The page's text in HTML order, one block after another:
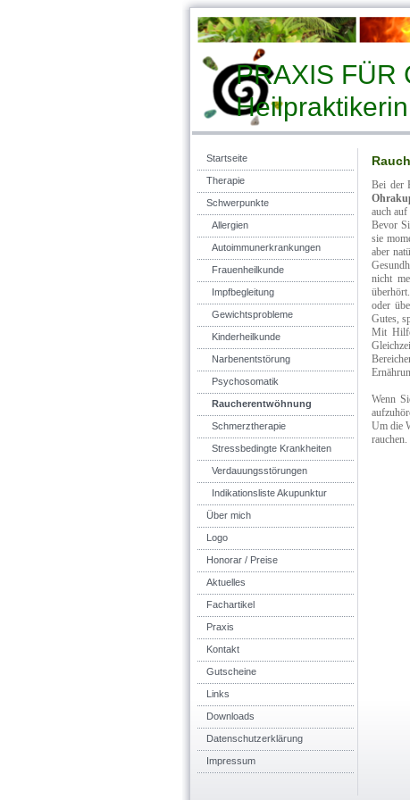
PRAXIS
Startseite
Therapie
Schwerpunkte
Allergien
Autoimmunerkrankungen
Frauenheilkunde
Impfbegleitung
Gewichtsprobleme
Kinderheilkunde
Narbenentstörung
Psychosomatik
Raucherentwöhnung
Schmerztherapie
Stressbedingte Krankheiten
Verdauungsstörungen
Indikationsliste Akupunktur
Über mich
Logo
Honorar / Preise
Aktuelles
Fachartikel
Praxis
Kontakt
Gutscheine
Links
Downloads
Datenschutzerklärung
Impressum
Bei der
auch
Bevor
sie
aber
nicht
oder
Gutes,
Mit
Wenn
Um die
rauchen.